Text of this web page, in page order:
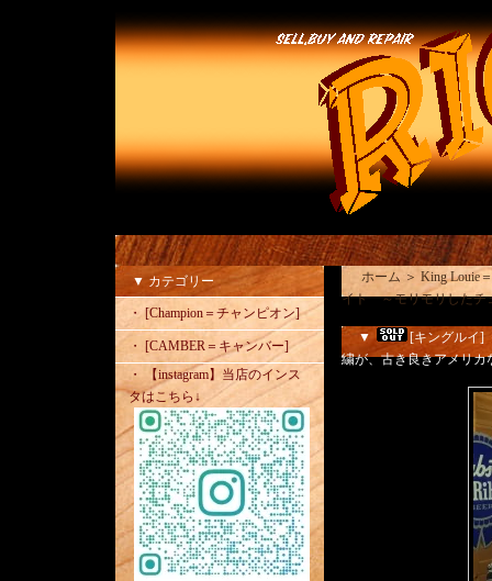
▼ カテゴリー
・ [Champion＝チャンピオン]
・ [CAMBER＝キャンバー]
・ 【instagram】当店のインス
タはこちら↓
ホーム ＞ King Louie
イト ～モリモリしたチ
▼
[キングルイ]
繍が、古き良きアメリ